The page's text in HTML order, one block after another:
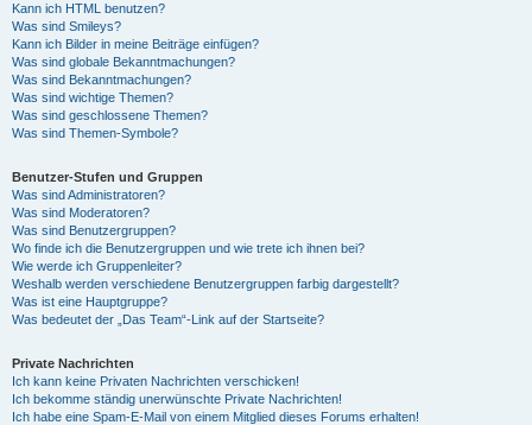
Kann ich HTML benutzen?
Was sind Smileys?
Kann ich Bilder in meine Beiträge einfügen?
Was sind globale Bekanntmachungen?
Was sind Bekanntmachungen?
Was sind wichtige Themen?
Was sind geschlossene Themen?
Was sind Themen-Symbole?
Benutzer-Stufen und Gruppen
Was sind Administratoren?
Was sind Moderatoren?
Was sind Benutzergruppen?
Wo finde ich die Benutzergruppen und wie trete ich ihnen bei?
Wie werde ich Gruppenleiter?
Weshalb werden verschiedene Benutzergruppen farbig dargestellt?
Was ist eine Hauptgruppe?
Was bedeutet der „Das Team“-Link auf der Startseite?
Private Nachrichten
Ich kann keine Privaten Nachrichten verschicken!
Ich bekomme ständig unerwünschte Private Nachrichten!
Ich habe eine Spam-E-Mail von einem Mitglied dieses Forums erhalten!